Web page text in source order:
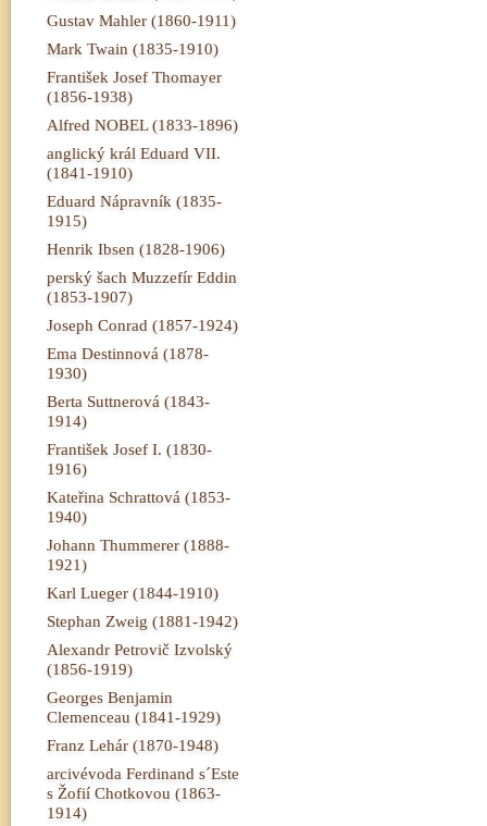
Gustav Mahler (1860-1911)
Mark Twain (1835-1910)
František Josef Thomayer
(1856-1938)
Alfred NOBEL (1833-1896)
anglický král Eduard VII.
(1841-1910)
Eduard Nápravník (1835-
1915)
Henrik Ibsen (1828-1906)
perský šach Muzzefír Eddin
(1853-1907)
Joseph Conrad (1857-1924)
Ema Destinnová (1878-
1930)
Berta Suttnerová (1843-
1914)
František Josef I. (1830-
1916)
Kateřina Schrattová (1853-
1940)
Johann Thummerer (1888-
1921)
Karl Lueger (1844-1910)
Stephan Zweig (1881-1942)
Alexandr Petrovič Izvolský
(1856-1919)
Georges Benjamin
Clemenceau (1841-1929)
Franz Lehár (1870-1948)
arcivévoda Ferdinand s´Este
s Žofií Chotkovou (1863-
1914)